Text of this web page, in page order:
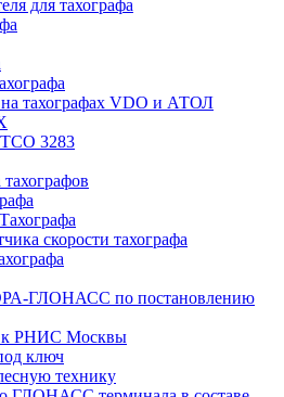
для тахографа
на тахографах VDO и АТОЛ
3283
скорости тахографа
ГЛОНАСС по постановлению
РНИС Москвы
ключ
технику